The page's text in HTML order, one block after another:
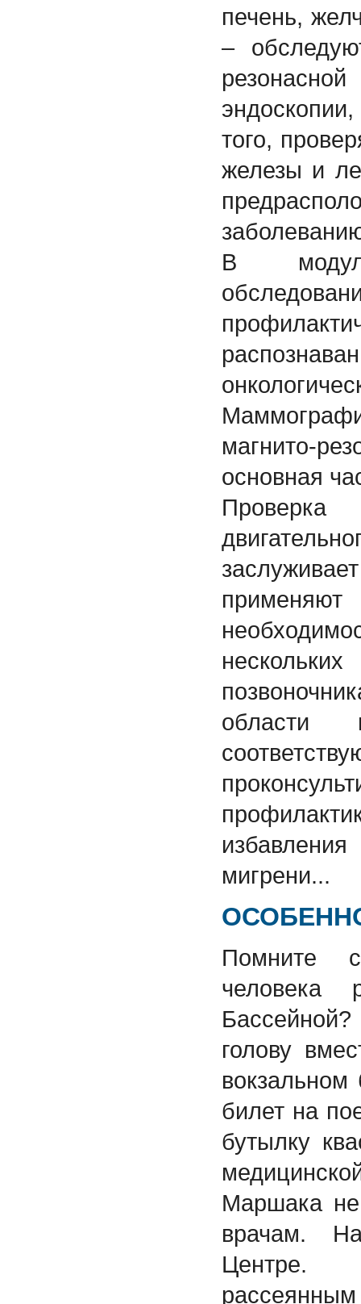
печень,
–
того,
железы и
В модуль
магнито-
основная
области
мигрени...
Помните
человека
голову
вокзальном
билет на
бутылку
Маршака
врачам.
Центре.